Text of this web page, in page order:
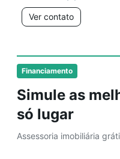
Financiamento
Simule as
só lugar
Assessoria imobiliária
Ver contato